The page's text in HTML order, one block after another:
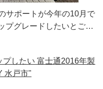
サポートが今年の10月で
プグレードしたいとご…
したい 富士通2016年製
水戸市"